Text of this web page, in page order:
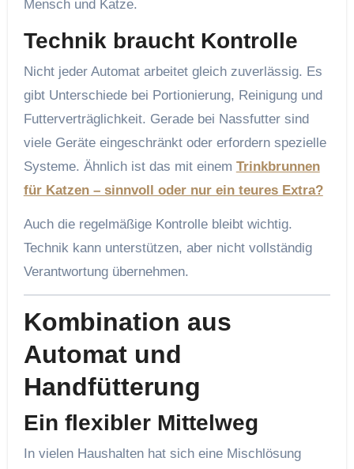
Mensch und Katze.
Technik braucht Kontrolle
Nicht jeder Automat arbeitet gleich zuverlässig. Es
gibt Unterschiede bei Portionierung, Reinigung und
Futterverträglichkeit. Gerade bei Nassfutter sind
viele Geräte eingeschränkt oder erfordern spezielle
Systeme. Ähnlich ist das mit einem Trinkbrunnen
für Katzen – sinnvoll oder nur ein teures Extra?
Auch die regelmäßige Kontrolle bleibt wichtig.
Technik kann unterstützen, aber nicht vollständig
Verantwortung übernehmen.
Kombination aus
Automat und
Handfütterung
Ein flexibler Mittelweg
In vielen Haushalten hat sich eine Mischlösung